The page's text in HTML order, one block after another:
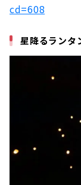
cd=608
星降るランタ